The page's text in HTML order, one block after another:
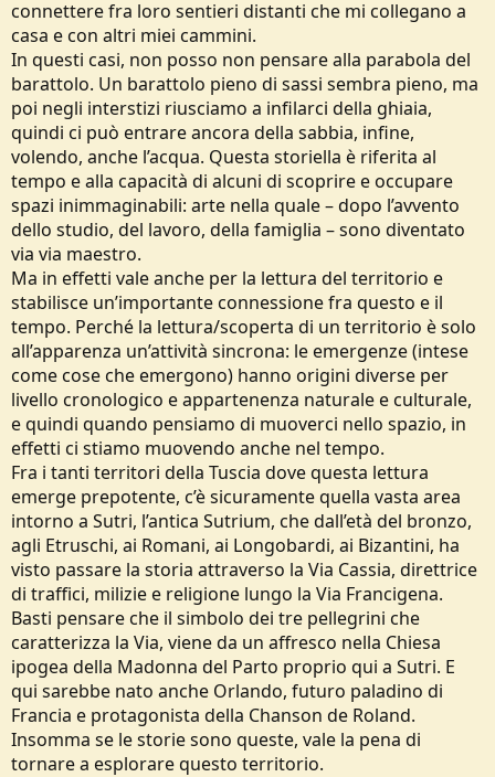
connettere fra loro sentieri distanti che mi collegano a
casa e con altri miei cammini.
In questi casi, non posso non pensare alla parabola del
barattolo. Un barattolo pieno di sassi sembra pieno, ma
poi negli interstizi riusciamo a infilarci della ghiaia,
quindi ci può entrare ancora della sabbia, infine,
volendo, anche l’acqua. Questa storiella è riferita al
tempo e alla capacità di alcuni di scoprire e occupare
spazi inimmaginabili: arte nella quale – dopo l’avvento
dello studio, del lavoro, della famiglia – sono diventato
via via maestro.
Ma in effetti vale anche per la lettura del territorio e
stabilisce un’importante connessione fra questo e il
tempo. Perché la lettura/scoperta di un territorio è solo
all’apparenza un’attività sincrona: le emergenze (intese
come cose che emergono) hanno origini diverse per
livello cronologico e appartenenza naturale e culturale,
e quindi quando pensiamo di muoverci nello spazio, in
effetti ci stiamo muovendo anche nel tempo.
Fra i tanti territori della Tuscia dove questa lettura
emerge prepotente, c’è sicuramente quella vasta area
intorno a Sutri, l’antica Sutrium, che dall’età del bronzo,
agli Etruschi, ai Romani, ai Longobardi, ai Bizantini, ha
visto passare la storia attraverso la Via Cassia, direttrice
di traffici, milizie e religione lungo la Via Francigena.
Basti pensare che il simbolo dei tre pellegrini che
caratterizza la Via, viene da un affresco nella Chiesa
ipogea della Madonna del Parto proprio qui a Sutri. E
qui sarebbe nato anche Orlando, futuro paladino di
Francia e protagonista della Chanson de Roland.
Insomma se le storie sono queste, vale la pena di
tornare a esplorare questo territorio.